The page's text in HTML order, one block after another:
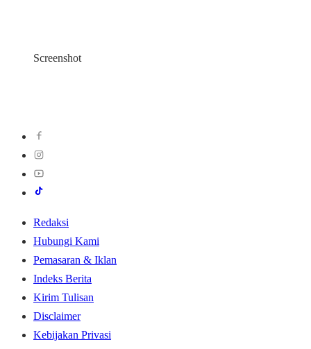
Screenshot
Redaksi
Hubungi Kami
Pemasaran & Iklan
Indeks Berita
Kirim Tulisan
Disclaimer
Kebijakan Privasi